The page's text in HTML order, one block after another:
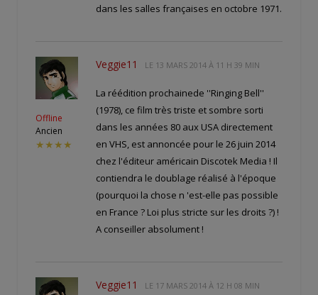
dans les salles françaises en octobre 1971.
Offline
Ancien
★★★★
Veggie11 LE 13 MARS 2014 À 11 H 39 MIN
La réédition prochainede ''Ringing Bell''
(1978), ce film très triste et sombre sorti
dans les années 80 aux USA directement
en VHS, est annoncée pour le 26 juin 2014
chez l'éditeur américain Discotek Media ! Il
contiendra le doublage réalisé à l'époque
(pourquoi la chose n 'est-elle pas possible
en France ? Loi plus stricte sur les droits ?) !
A conseiller absolument !
Veggie11 LE 17 MARS 2014 À 12 H 08 MIN